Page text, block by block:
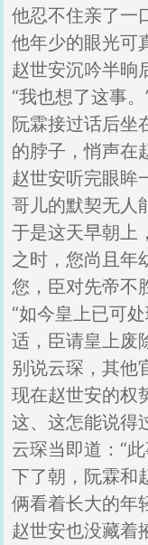
他忍不住亲了一
他年少的眼光可
赵世安沉吟半晌
“我也想了这事。
阮霖接过话后坐
的脖子，悄声在
赵世安听完眼眸
哥儿的默契无人
于是这天早朝上
之时，您尚且年
您，臣对先帝不
“如今皇上已可
适，臣请皇上废
别说云琛，其他
现在赵世安的权
这、这怎能说得
云琛当即道：“
下了朝，阮霖和
俩看着长大的年
赵世安也没藏着